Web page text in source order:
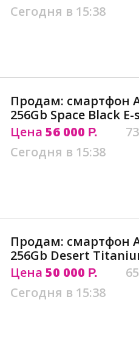
Сегодня в 15:38
Продам: смартфон
256Gb Space Black
Цена 56 000 Р.
Сегодня в 15:38
Продам: смартфон
256Gb Desert
Цена 50 000 Р.
Сегодня в 15:38